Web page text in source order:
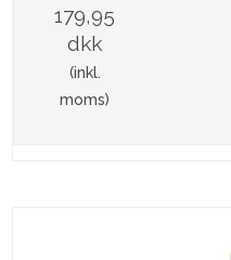
179,95
dkk
(inkl.
moms)